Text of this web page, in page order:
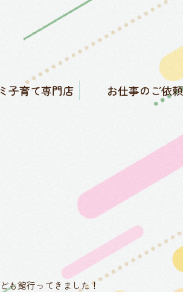
子育て専門店 お仕事のご依頼
も館行ってきました！